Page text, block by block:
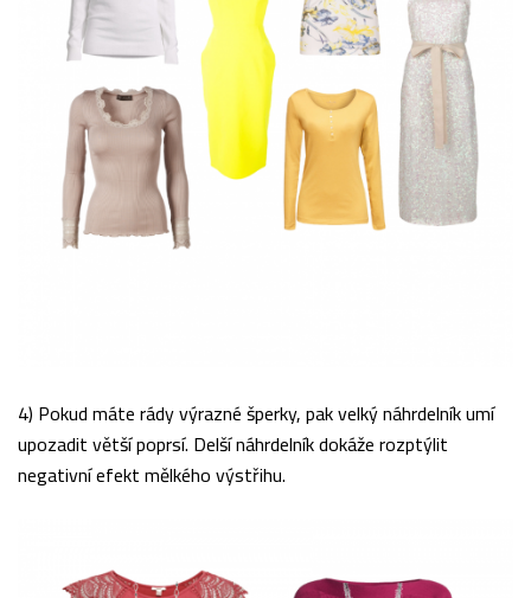
4) Pokud máte rády výrazné šperky, pak velký náhrdelník umí
upozadit větší poprsí. Delší náhrdelník dokáže rozptýlit
negativní efekt mělkého výstřihu.